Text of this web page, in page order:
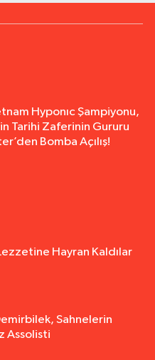
Hyponıc Şampiyonu,
Tarihi Zaferinin Gururu
Bomba Açılış!
Hayran Kaldılar
Sahnelerin
Assolisti